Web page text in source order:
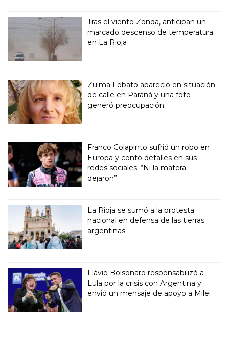
Tras el viento Zonda, anticipan un
marcado descenso de temperatura
en La Rioja
Zulma Lobato apareció en situación
de calle en Paraná y una foto
generó preocupación
Franco Colapinto sufrió un robo en
Europa y contó detalles en sus
redes sociales: “Ni la matera
dejaron”
La Rioja se sumó a la protesta
nacional en defensa de las tierras
argentinas
Flávio Bolsonaro responsabilizó a
Lula por la crisis con Argentina y
envió un mensaje de apoyo a Milei